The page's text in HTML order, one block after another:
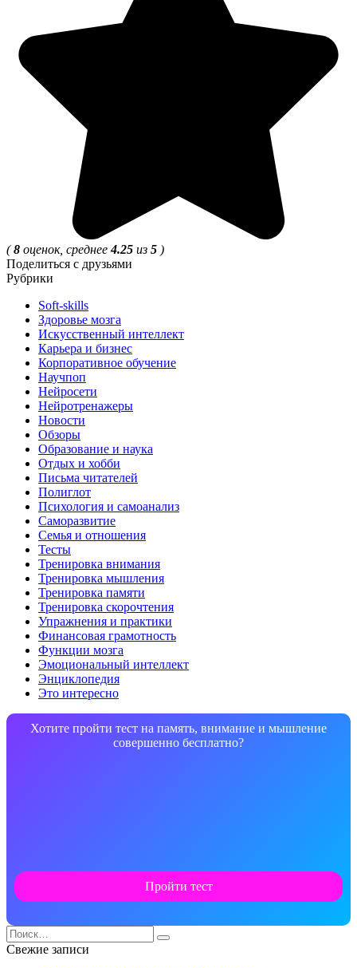
(8 оценок, среднее4.25 из 5 )
Поделиться с друзьями
Рубрики
Soft-skills
Здоровье мозга
Искусственный интеллект
Карьера и бизнес
Корпоративное обучение
Научпоп
Нейросети
Нейротренажеры
Новости
Обзоры
Образование и наука
Отдых и хобби
Письма читателей
Полиглот
Психология и самоанализ
Саморазвитие
Семья и отношения
Тесты
Тренировка внимания
Тренировка мышления
Тренировка памяти
Тренировка скорочтения
Упражнения и практики
Финансовая грамотность
Функции мозга
Эмоциональный интеллект
Энциклопедия
Это интересно
Хотите пройти тест на память, внимание и мышление
совершенно бесплатно?
Пройти тест
Search
for:
Свежие записи